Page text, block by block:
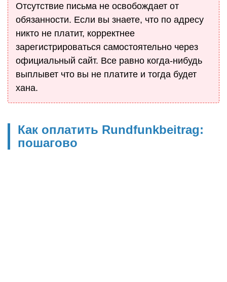
Отсутствие письма не освобождает от
обязанности. Если вы знаете, что по адресу
никто не платит, корректнее
зарегистрироваться самостоятельно через
официальный сайт. Все равно когда-нибудь
выплывет что вы не платите и тогда будет
хана.
Как оплатить Rundfunkbeitrag:
пошагово